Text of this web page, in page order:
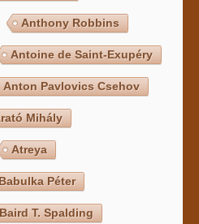
Anthony Robbins
Antoine de Saint-Exupéry
Anton Pavlovics Csehov
Mihály
Atreya
Péter
Baird T. Spalding